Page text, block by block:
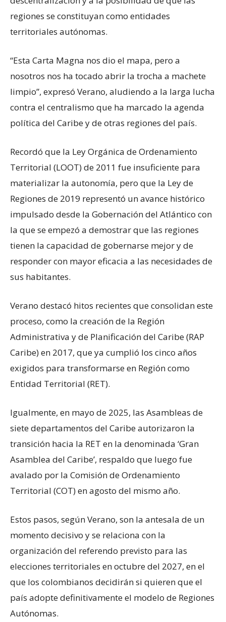
regiones se constituyan como entidades
territoriales autónomas.
“Esta Carta Magna nos dio el mapa, pero a
nosotros nos ha tocado abrir la trocha a machete
limpio”, expresó Verano, aludiendo a la larga lucha
contra el centralismo que ha marcado la agenda
política del Caribe y de otras regiones del país.
Recordó que la Ley Orgánica de Ordenamiento
Territorial (LOOT) de 2011 fue insuficiente para
materializar la autonomía, pero que la Ley de
Regiones de 2019 representó un avance histórico
impulsado desde la Gobernación del Atlántico con
la que se empezó a demostrar que las regiones
tienen la capacidad de gobernarse mejor y de
responder con mayor eficacia a las necesidades de
sus habitantes.
Verano destacó hitos recientes que consolidan este
proceso, como la creación de la Región
Administrativa y de Planificación del Caribe (RAP
Caribe) en 2017, que ya cumplió los cinco años
exigidos para transformarse en Región como
Entidad Territorial (RET).
Igualmente, en mayo de 2025, las Asambleas de
siete departamentos del Caribe autorizaron la
transición hacia la RET en la denominada ‘Gran
Asamblea del Caribe’, respaldo que luego fue
avalado por la Comisión de Ordenamiento
Territorial (COT) en agosto del mismo año.
Estos pasos, según Verano, son la antesala de un
momento decisivo y se relaciona con la
organización del referendo previsto para las
elecciones territoriales en octubre del 2027, en el
que los colombianos decidirán si quieren que el
país adopte definitivamente el modelo de Regiones
Autónomas.